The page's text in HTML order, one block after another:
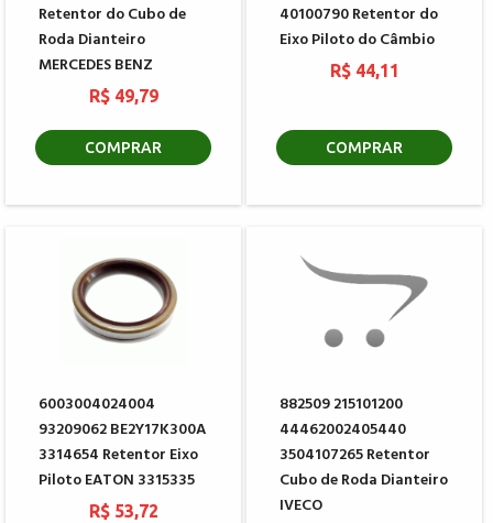
Retentor do Cubo de
Roda Dianteiro
MERCEDES BENZ
R$ 49,79
COMPRAR
40100790 Retentor do
Eixo Piloto do Câmbio
R$ 44,11
COMPRAR
6003004024004
93209062 BE2Y17K300A
3314654 Retentor Eixo
Piloto EATON 3315335
R$ 53,72
882509 215101200
44462002405440
3504107265 Retentor
Cubo de Roda Dianteiro
IVECO